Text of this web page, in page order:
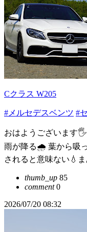
Cクラス W205
#メルセデスベンツ #
おはようございます
雨が降る🌧️ 葉から吸
されると意味ない💧
thumb_up 85
comment0
2026/07/20 08:32